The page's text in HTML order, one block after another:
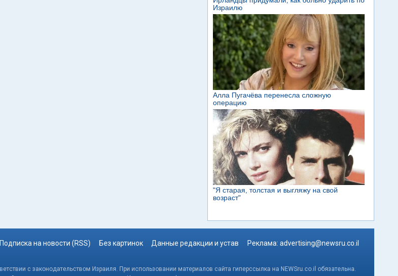
Подписка на новости (RSS) Без картинок Данные редакции и устав Реклама: advertising@newsru.co.il
с законодательством Израиля. При использовании материалов сайта гиперссылка на NEWSru.co.il обязательна.